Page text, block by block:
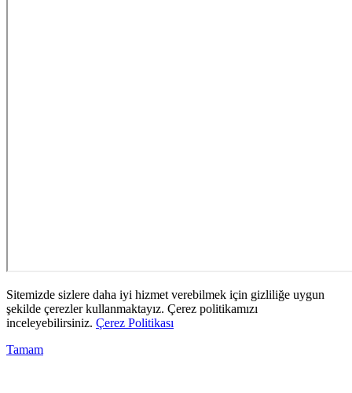
Sitemizde sizlere daha iyi hizmet verebilmek için gizliliğe uygun
şekilde çerezler kullanmaktayız. Çerez politikamızı
inceleyebilirsiniz. Çerez Politikası
Tamam